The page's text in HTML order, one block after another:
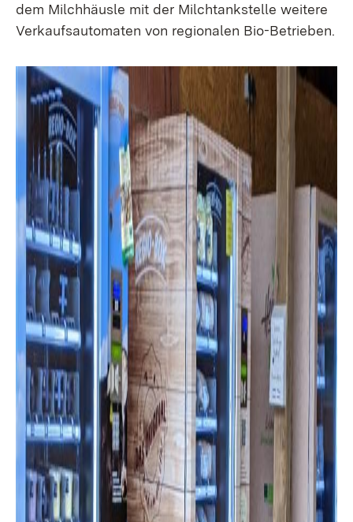
dem Milchhäusle mit der Milchtankstelle weitere
Verkaufsautomaten von regionalen Bio-Betrieben.